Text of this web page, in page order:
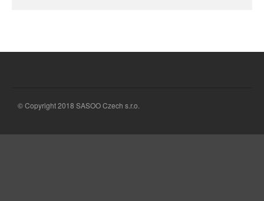
© Copyright 2018 SASOO Czech s.r.o.